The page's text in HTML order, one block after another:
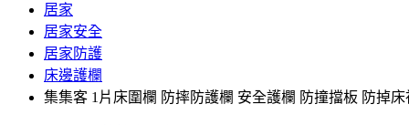
居家
居家安全
居家防護
床邊護欄
集集客 1片床圍欄 防摔防護欄 安全護欄 防撞擋板 防掉床